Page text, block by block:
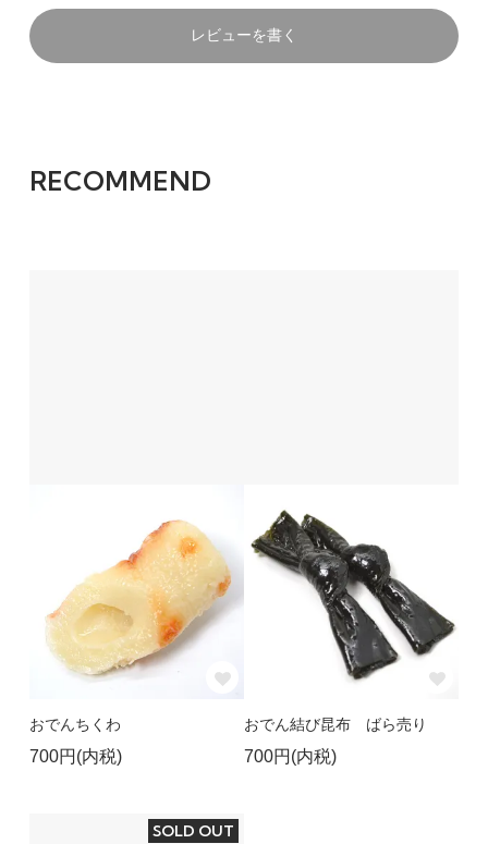
レビューを書く
RECOMMEND
おでんちくわ
700円(内税)
おでん結び昆布 ばら売り
700円(内税)
SOLD OUT